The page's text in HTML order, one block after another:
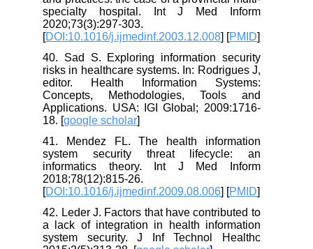
specialty hospital. Int J Med Inform
2020;73(3):297-303.
[DOI:10.1016/j.ijmedinf.2003.12.008] [PMID
40. Sad S. Exploring information security
risks in healthcare systems. In: Rodrigues J,
editor. Health Information Systems:
Concepts, Methodologies, Tools and
Applications. USA: IGI Global; 2009:1716-
18. [google scholar
41. Mendez FL. The health information
system security threat lifecycle: an
informatics theory. Int J Med Inform
2018;78(12):815-26.
[DOI:10.1016/j.ijmedinf.2009.08.006] [PMID
42. Leder J. Factors that have contributed to
a lack of integration in health information
system security. J Inf Technol Healthc